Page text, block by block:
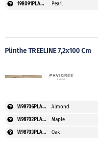
198091PLAUVEO Pearl
Plinthe TREELINE 7,2x100 Cm
W98706PLAUVEO Almond
W98702PLAUVEO Maple
W98703PLAUVEO Oak